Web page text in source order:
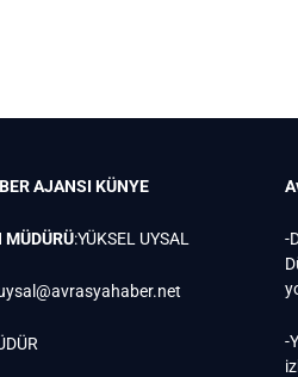
AJANSI KÜNYE
MÜDÜRÜ:YÜKSEL UYSAL
-
-